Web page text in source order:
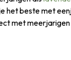
het beste met
met